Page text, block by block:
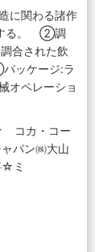
に関わる諸作
する。 ②調
合された飲
ッケージ:ラ
オペレーショ
コカ・コー
パン㈱大山
☆ミ